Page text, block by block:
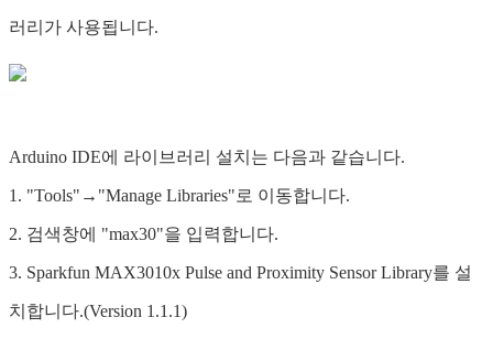
러리가 사용됩니다.
Arduino IDE에 라이브러리 설치는 다음과 같습니다.
1. "Tools"→"Manage Libraries"로 이동합니다.
2. 검색창에 "max30"을 입력합니다.
3. Sparkfun MAX3010x Pulse and Proximity Sensor Library를 설
치합니다.(Version 1.1.1)